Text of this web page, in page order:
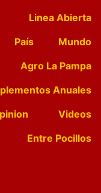
Linea Abierta
País
Mundo
Agro La Pampa
Anuales
Videos
Entre Pocillos